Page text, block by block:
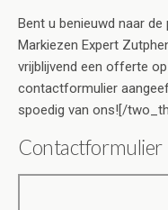
Bent u benieuwd naar
Markiezen Expert
vrijblijvend een offerte
contactformulier
spoedig van ons![/
Contactformulier